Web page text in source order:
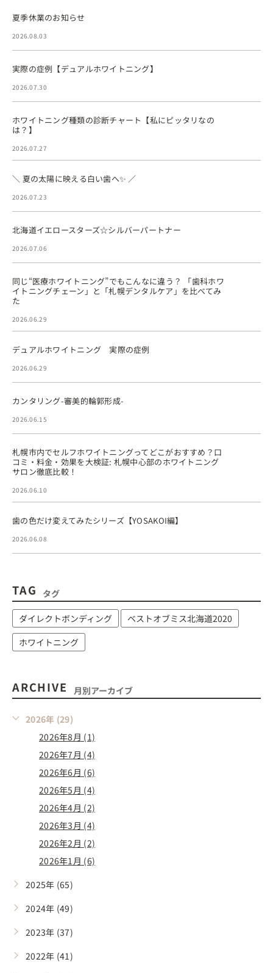
夏季休業のお知らせ
2026.08.03
実際の症例【デュアルホワイトニング】
2026.07.30
ホワイトニング種類の診断チャート【私にピッタリなの
は？】
2026.07.27
＼ 夏の太陽に映える白い歯へ✨ ／
2026.07.23
北海道イエロースターズ☆シルバーパートナー
2026.07.06
同じ“医療ホワイトニング”でもこんなに違う？ 「歯科ホワ
イトニングチェーン」と「札幌デンタルケア」を比べてみ
た
2026.06.29
デュアルホワイトニング 実際の症例
2026.06.29
カンタリング-審美的輪郭形成-
2026.06.15
札幌市内でセルフホワイトニングってどこがおすすめ？口
コミ・料金・効果を大検証: 札幌中心部のホワイトニング
サロン徹底比較！
2026.06.10
歯の色だけ変えてみたシリーズ【YOSAKOI編】
2026.06.08
TAG タグ
ダイレクトボンディング
ベストオブミス北海道2020
ホワイトニング
ARCHIVE 月別アーカイブ
2026年 (29)
2026年8月 (1)
2026年7月 (4)
2026年6月 (6)
2026年5月 (4)
2026年4月 (2)
2026年3月 (4)
2026年2月 (2)
2026年1月 (6)
2025年 (65)
2024年 (49)
2023年 (37)
2022年 (41)